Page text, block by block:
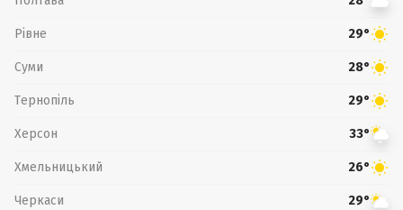
Рівне 29°
Суми 28°
Тернопіль 29°
Херсон 33°
Хмельницький 26°
Черкаси 29°